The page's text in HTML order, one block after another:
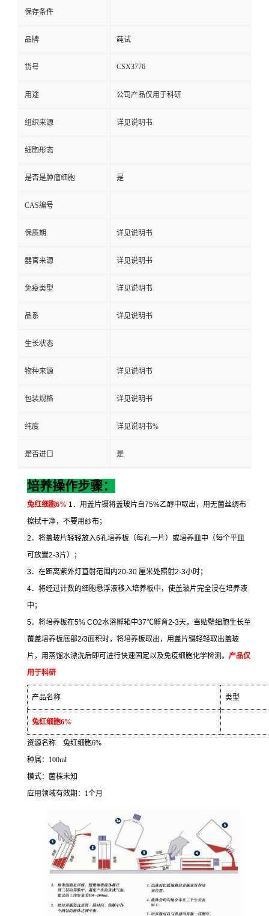
保存条件
品牌 莼试
货号 CSX3776
用途 公司产品仅用于科研
组织来源 详见说明书
细胞形态
是否是肿瘤细胞 是
CAS编号
保质期 详见说明书
器官来源 详见说明书
免疫类型 详见说明书
品系 详见说明书
生长状态
物种来源 详见说明书
包装规格 详见说明书
纯度 详见说明书%
是否进口 是
培养操作步骤：
兔红细胞6% 1 ．用盖片镊将盖玻片自75%乙醇中取出，用无菌丝绸布
擦拭干净，不要用纱布；
2 ．将盖玻片轻轻放入6孔培养板（每孔一片）或培养皿中（每个平皿
可放置2-3片）；
3．在距离紫外灯直射范围内20-30 厘米处照射2-3小时；
4．将经过计数的细胞悬浮液移入培养板中，使盖玻片完全浸在培养液
中；
5．将培养板在5% CO2水浴孵箱中37℃孵育2-3天，当贴壁细胞生长至
覆盖培养板底部2/3面积时，将培养板取出，用盖片镊轻轻取出盖玻
片，用蒸馏水漂洗后即可进行快速固定以及免疫细胞化学检测。 产品仅
用于科研
产品名称 类型
兔红细胞6%
资源名称 兔红细胞6%
种属： 100ml
模式：菌株未知
应用领域有效期： 1个月